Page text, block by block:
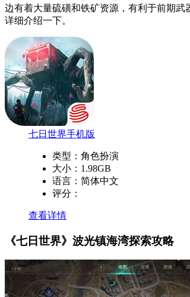
边有着大量硫磺和铁矿资源，有利于前期
详细介绍一下。
七日世界手机版
类型： 角色扮演
大小： 1.98GB
语言： 简体中文
评分：
查看详情
《七日世界》波光镇海湾探索攻略